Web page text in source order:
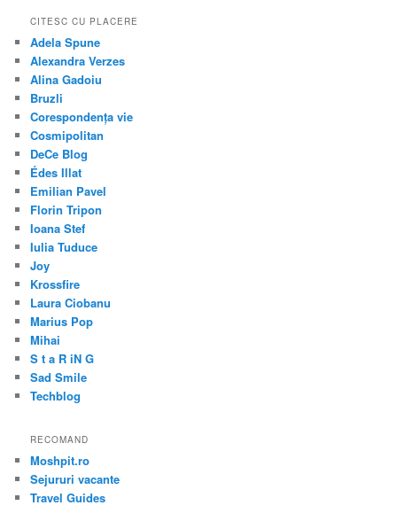
CITESC CU PLACERE
Adela Spune
Alexandra Verzes
Alina Gadoiu
Bruzli
Corespondența vie
Cosmipolitan
DeCe Blog
Édes Illat
Emilian Pavel
Florin Tripon
Ioana Stef
Iulia Tuduce
Joy
Krossfire
Laura Ciobanu
Marius Pop
Mihai
S t a R iN G
Sad Smile
Techblog
RECOMAND
Moshpit.ro
Sejururi vacante
Travel Guides